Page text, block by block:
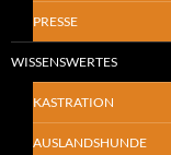
PRESSE
WISSENSWERTES
KASTRATION
AUSLANDSHUNDE